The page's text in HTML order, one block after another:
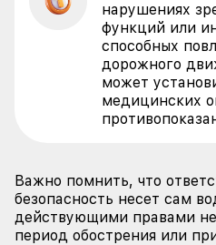
нарушениях
функций или
способных
дорожного
может
медицинских
Важно помнить, что
безопасность несет сам
действующими правами
период обострения или